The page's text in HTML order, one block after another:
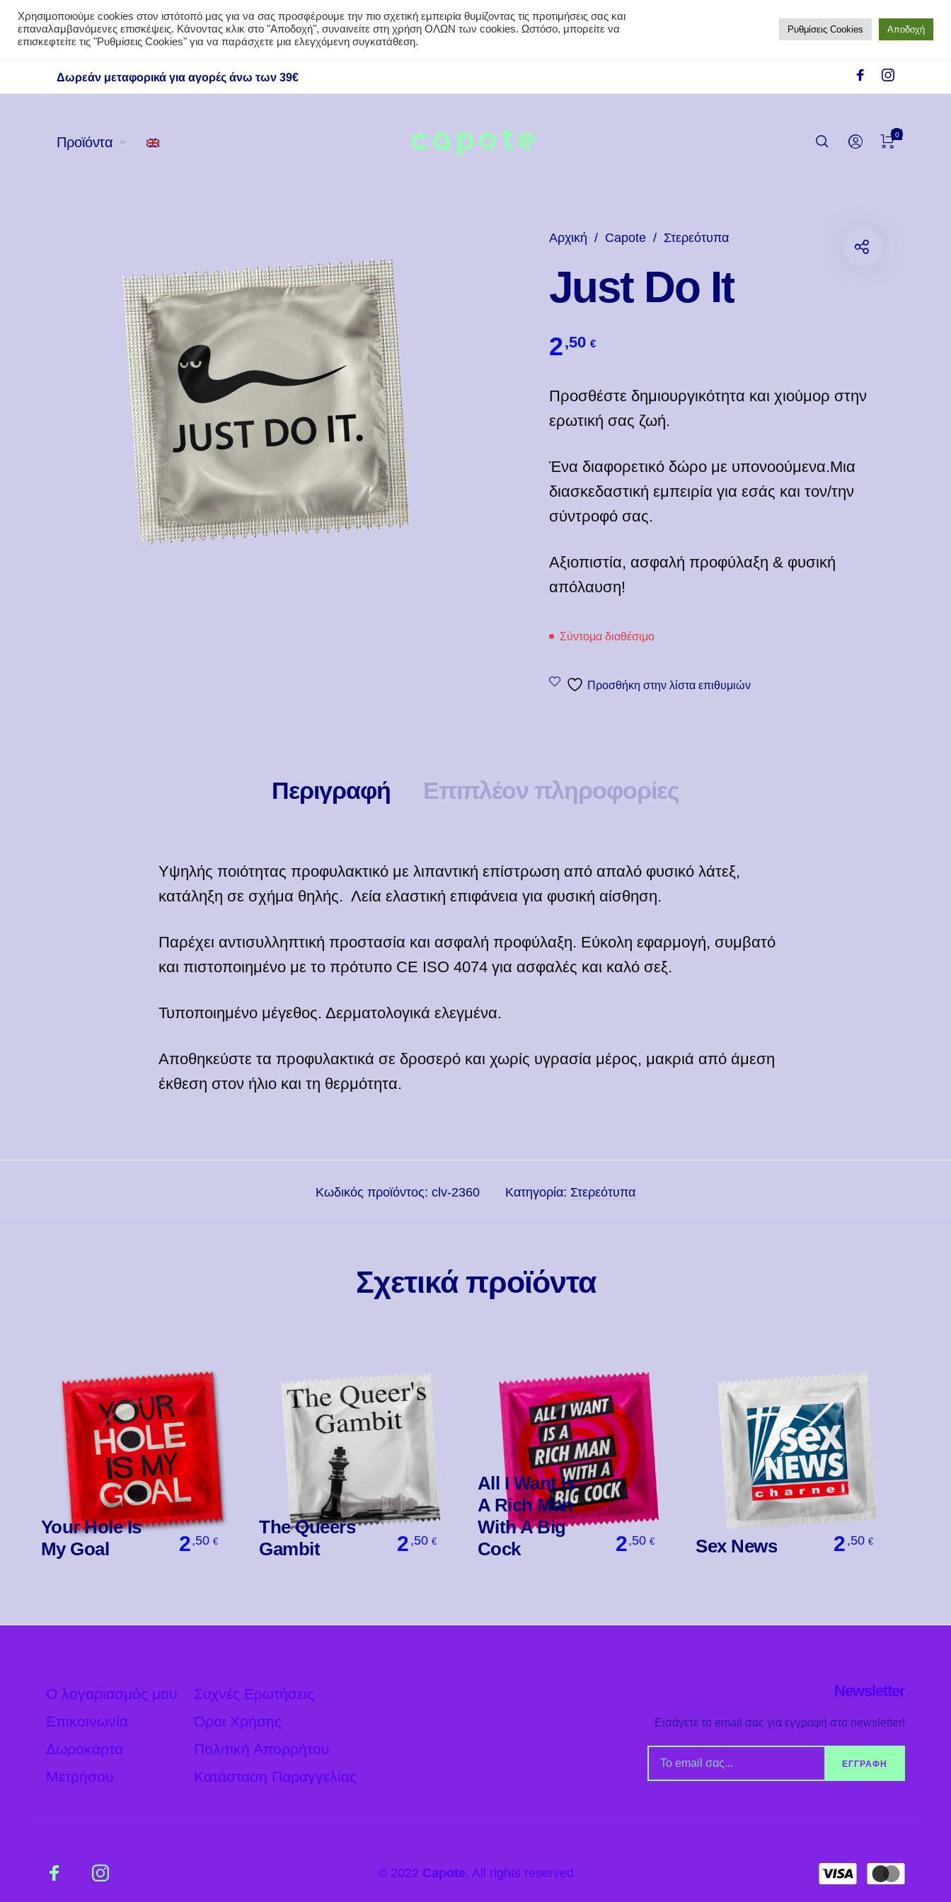
Δωρεάν μεταφορικά για αγορές άνω των 39€
Προϊόντα 0
Αρχική / Capote / Στερεότυπα
Just Do It
2,50 €
Προσθέστε δημιουργικότητα και χιούμορ στην
ερωτική σας ζωή.
Ένα διαφορετικό δώρο με υπονοούμενα.Μια
διασκεδαστική εμπειρία για εσάς και τον/την
σύντροφό σας.
Αξιοπιστία, ασφαλή προφύλαξη & φυσική
απόλαυση!
Σύντομα διαθέσιμο
Προσθήκη στην λίστα επιθυμιών
Περιγραφή Επιπλέον πληροφορίες
Υψηλής ποιότητας προφυλακτικό με λιπαντική επίστρωση από απαλό φυσικό λάτεξ,
κατάληξη σε σχήμα θηλής. Λεία ελαστική επιφάνεια για φυσική αίσθηση.
Παρέχει αντισυλληπτική προστασία και ασφαλή προφύλαξη. Εύκολη εφαρμογή, συμβατό
και πιστοποιημένο με το πρότυπο CE ISO 4074 για ασφαλές και καλό σεξ.
Τυποποιημένο μέγεθος. Δερματολογικά ελεγμένα.
Αποθηκεύστε τα προφυλακτικά σε δροσερό και χωρίς υγρασία μέρος, μακριά από άμεση
έκθεση στον ήλιο και τη θερμότητα.
Κωδικός προϊόντος: clv-2360 Κατηγορία: Στερεότυπα
Σχετικά προϊόντα
Your Hole Is
My Goal
2,50€
The Queers
Gambit
2 ,50 €
All I Want Is
A Rich Man
With A Big
Cock
2,50€ Sex News 2 ,50 €
Ο λογαριασμός μου
Επικοινωνία
Δωροκάρτα
Μετρήσου
Συχνές Ερωτήσεις
Όροι Χρήσης
Πολιτική Απορρήτου
Κατάσταση Παραγγελίας
Newsletter
Εισάγετε το email σας για εγγραφή στο newsletter!
© 2022 Capote. All rights reserved
Χρησιμοποιούμε cookies στον ιστότοπό μας για να σας προσφέρουμε την πιο σχετική εμπειρία θυμίζοντας τις προτιμήσεις σας και
επαναλαμβανόμενες επισκέψεις. Κάνοντας κλικ στο "Αποδοχή", συναινείτε στη χρήση ΟΛΩΝ των cookies. Ωστόσο, μπορείτε να
επισκεφτείτε τις "Ρυθμίσεις Cookies" για να παράσχετε μια ελεγχόμενη συγκατάθεση.
Ρυθμίσεις Cookies Αποδοχή